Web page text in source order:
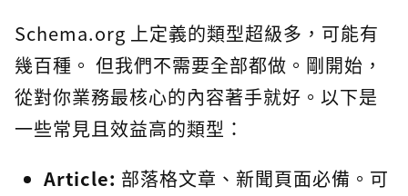
Schema.org 上定義的類型超級多，可能有
幾百種。 但我們不需要全部都做。剛開始，
從對你業務最核心的內容著手就好。以下是
一些常見且效益高的類型：
Article: 部落格文章、新聞頁面必備。可